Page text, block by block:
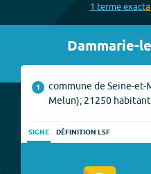
1 termeexact
Dammarie-
1
commune de Seine-et-
Melun); 21250
SIGNE DÉFINITION LSF